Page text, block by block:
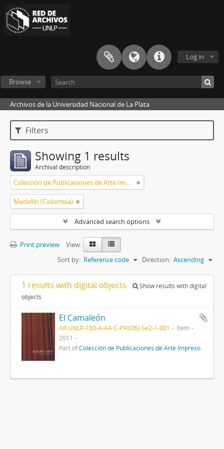
Log in
Browse
Archivos de la Universidad Nacional de La Plata
Filters
Showing 1 results
Archival description
Colección de Publicaciones de Arte Impreso
Medellín (Colombia)
Advanced search options
Print preview
View:
Sort by: Reference code Direction: Ascending
1 results with digital objects
Show results with digital
objects
El Camaleón
AR UNLP-100-A-AA C-PAI(06)-Se2-1-001
Item
2011
Part ofColección de Publicaciones de Arte Impreso